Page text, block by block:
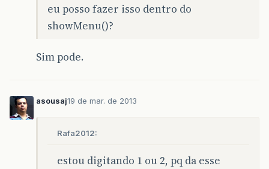
eu posso fazer isso dentro do
showMenu()?
Sim pode.
asousaj19 de mar. de 2013
Rafa2012:
estou digitando 1 ou 2, pq da esse